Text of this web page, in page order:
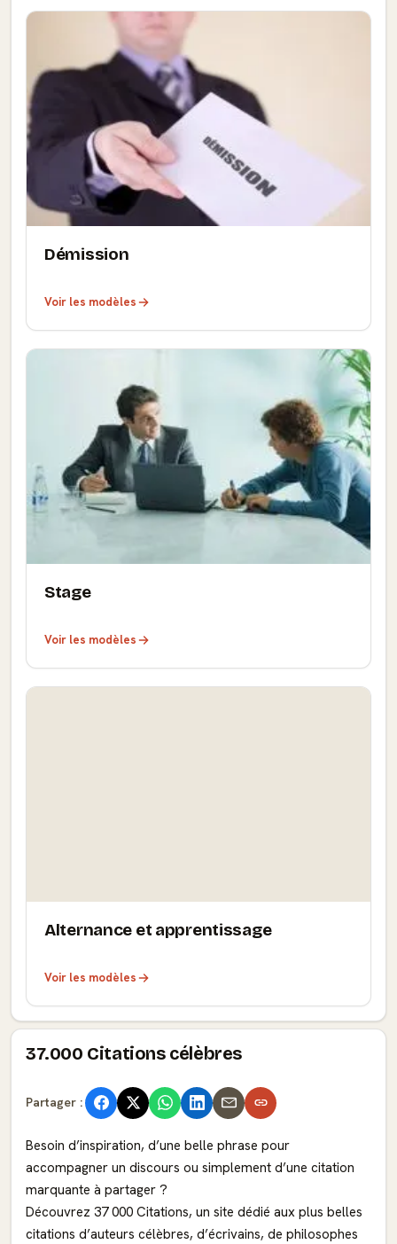
Démission
Voir les modèles
Stage
Voir les modèles
Alternance et apprentissage
Voir les modèles
37.000 Citations célèbres
Partager :
Besoin d’inspiration, d’une belle phrase pour
accompagner un discours ou simplement d’une citation
marquante à partager ?
Découvrez 37 000 Citations, un site dédié aux plus belles
citations d’auteurs célèbres, d’écrivains, de philosophes